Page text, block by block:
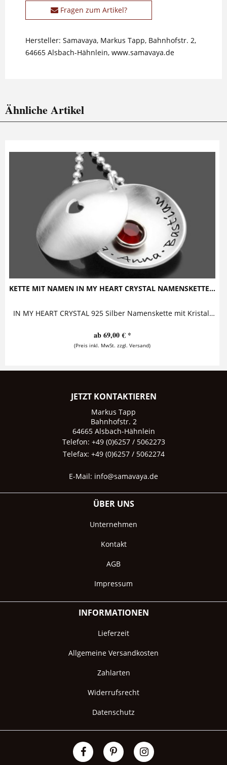
Fragen zum Artikel?
Hersteller: Samavaya, Markus Tapp, Bahnhofstr. 2,
64665 Alsbach-Hähnlein, www.samavaya.de
Ähnliche Artikel
KETTE MIT NAMEN IN MY HEART CRYSTAL NAMENSKETTE...
IN MY HEART CRYSTAL 925 Silber Namenskette mit Kristallstein Diese zauberhafte Namenskette mit Gravur besteht aus einem personalisierten...
ab 69,00 € *
(Preis inkl. MwSt. zzgl. Versand)
JETZT KONTAKTIEREN
Markus Tapp
Bahnhofstr. 2
64665 Alsbach-Hähnlein
Telefon: +49 (0)6257 / 5062273
Telefax: +49 (0)6257 / 5062274
E-Mail: info@samavaya.de
ÜBER UNS
Unternehmen
Kontakt
AGB
Impressum
INFORMATIONEN
Lieferzeit
Allgemeine Versandkosten
Zahlarten
Widerrufsrecht
Datenschutz